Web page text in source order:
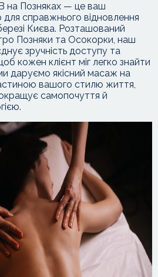
на Позняках — це ваш
справжнього відновлення
Києва. Розташований
Позняки та Осокорки, наш
зручність доступу та
кожен клієнт міг легко знайти
даруємо якісний масаж на
вашого стилю життя,
самопочуття й